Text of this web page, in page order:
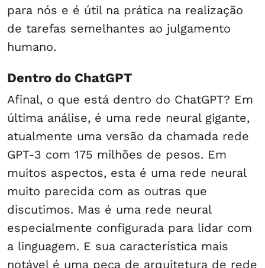
para nós e é útil na prática na realização
de tarefas semelhantes ao julgamento
humano.
Dentro do ChatGPT
Afinal, o que está dentro do ChatGPT? Em
última análise, é uma rede neural gigante,
atualmente uma versão da chamada rede
GPT-3 com 175 milhões de pesos. Em
muitos aspectos, esta é uma rede neural
muito parecida com as outras que
discutimos. Mas é uma rede neural
especialmente configurada para lidar com
a linguagem. E sua característica mais
notável é uma peça de arquitetura de rede